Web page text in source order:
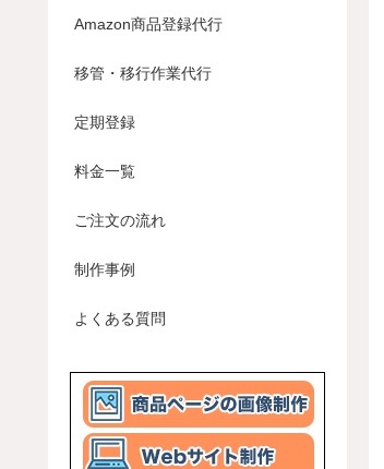
Amazon商品登録代行
移管・移行作業代行
定期登録
料金一覧
ご注文の流れ
制作事例
よくある質問